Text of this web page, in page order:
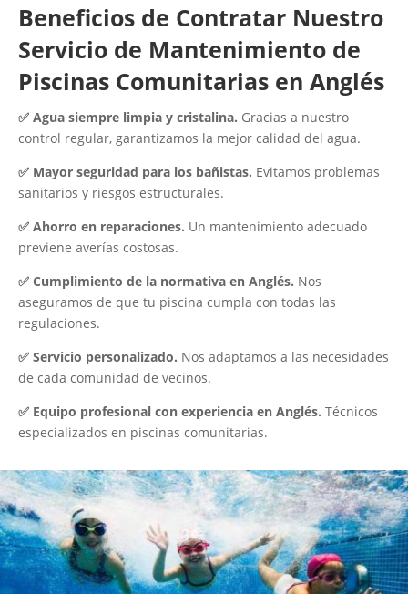
Beneficios de Contratar Nuestro
Servicio de Mantenimiento de
Piscinas Comunitarias en Anglés
✅ Agua siempre limpia y cristalina. Gracias a nuestro
control regular, garantizamos la mejor calidad del agua.
✅ Mayor seguridad para los bañistas. Evitamos problemas
sanitarios y riesgos estructurales.
✅ Ahorro en reparaciones. Un mantenimiento adecuado
previene averías costosas.
✅ Cumplimiento de la normativa en Anglés. Nos
aseguramos de que tu piscina cumpla con todas las
regulaciones.
✅ Servicio personalizado. Nos adaptamos a las necesidades
de cada comunidad de vecinos.
✅ Equipo profesional con experiencia en Anglés. Técnicos
especializados en piscinas comunitarias.